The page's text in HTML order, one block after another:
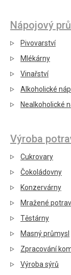
Nápojový
Pivovarství
Mlékárny
Vinařství
Alkoholické
Nealkoholické
Výroba
Cukrovary
Čokoládovny
Konzervárny
Mražené
Těstárny
Masný průmysl
Zpracování
Výroba sýrů